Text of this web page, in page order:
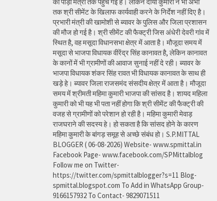
तक श्री सीमेंट के खिलाफ कार्यवाही करने के निर्देश नहीं दिए है।
प्रभारी मंत्री की खामोशी से ब्यावर के पुलिस और जिला प्रशासन
की मौज हो गई है। श्री सीमेंट की फैक्ट्री जिस अंधेरी देवरी गांव में
स्थित है, वह मसूदा विधानसभा क्षेत्र में आता है। मौजूदा समय में
मसूदा से भाजपा विधायक वीरेंद्र सिंह कानावत है, लेकिन कानावत
के कानों में भी ग्रामीणों की आवाज सुनाई नहीं दे रही। ब्यावर के
भाजपा विधायक शंकर सिंह रावत भी विधायक कानावत के साथ ही
खड़े हे। ब्यावर जिला राजसमंद संसदीय क्षेत्र में आता है। मौजूदा
समय में श्रीमती महिमा कुमारी भाजपा की सांसद है। शायद महिला
कुमारी को भी यह भी पता नहीं होगा कि श्री सीमेंट की फैक्ट्री की
वजह से ग्रामीणों को परेशान हो रही है। महिमा कुमारी मेवाड़
राजघराने की सदस्य हे। हो सकता है कि सांसद होने के कारण
महिमा कुमारी के बांगड़ समूह से अच्छे संबंध हो। S.P.MITTAL
BLOGGER ( 06-08-2026) Website- www.spmittal.in
Facebook Page- www.facebook.com/SPMittalblog
Follow me on Twitter-
https://twitter.com/spmittalblogger?s=11 Blog-
spmittal.blogspot.com To Add in WhatsApp Group-
9166157932 To Contact- 9829071511